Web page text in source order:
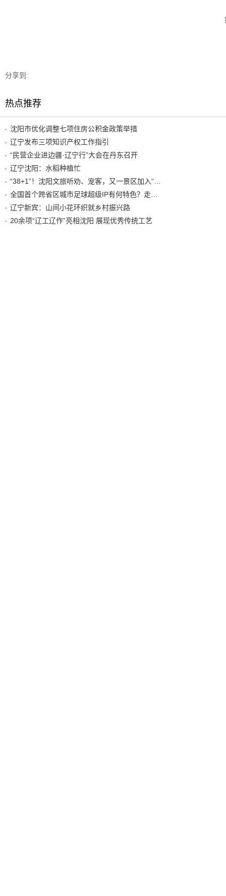
分享到:
热点推荐
沈阳市优化调整七项住房公积金政策举措
辽宁发布三项知识产权工作指引
“民营企业进边疆·辽宁行”大会在丹东召开
辽宁沈阳：水稻种植忙
辽宁新宾：山间小花环织就乡村振兴路
20余项“辽工辽作”亮相沈阳 展现优秀传统工艺